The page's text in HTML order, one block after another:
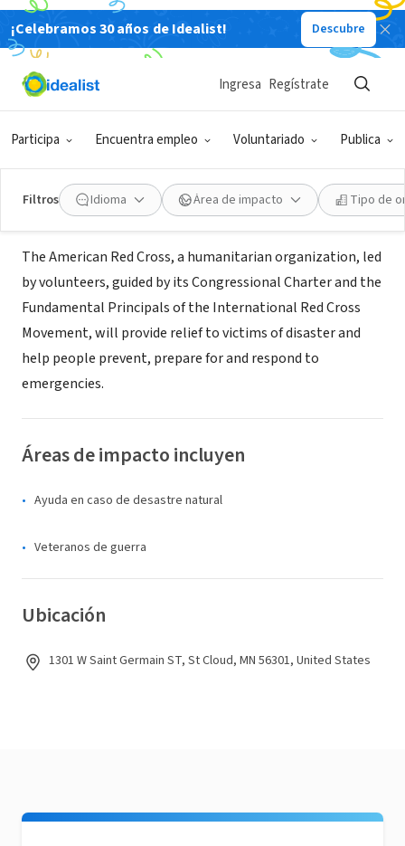
¡Celebramos 30 años de Idealist! Descubre
Participa Encuentra empleo Voluntariado Publica
Ingresa Regístrate
Filtros Idioma Área de impacto Tipo de
ORGANIZACIÓN SIN FIN DE LUCRO
Central MN Chapter - American Red
Cross
St Cloud, MN www.cenmnredcross.org
Acerca de
The American Red Cross, a humanitarian organization, led
by volunteers, guided by its Congressional Charter and the
Fundamental Principals of the International Red Cross
Movement, will provide relief to victims of disaster and
help people prevent, prepare for and respond to
emergencies.
Áreas de impacto incluyen
Ayuda en caso de desastre natural
Veteranos de guerra
Ubicación
1301 W Saint Germain ST, St Cloud, MN 56301, United States